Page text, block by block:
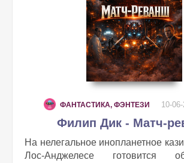
ФАНТАСТИКА, ФЭНТЕЗИ 10-
Филип Дик - Матч-
На нелегальное инопланетное
Лос‑Анджелесе готовится